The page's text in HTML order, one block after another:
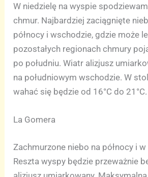
W niedzielę na wyspie
chmur. Najbardziej zaciągnięte
północy i wschodzie, gdzie może
pozostałych regionach chmury
po południu. Wiatr alizjusz
na południowym wschodzie. W
wahać się będzie od 16°C do 21°C.
La Gomera
Zachmurzone niebo na północy i w
Reszta wyspy będzie przeważnie